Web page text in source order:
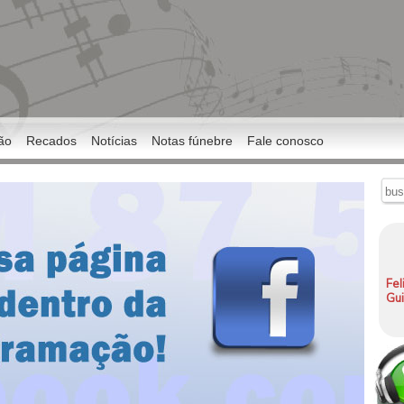
Recados Notícias Notas fúnebre Fale conosco